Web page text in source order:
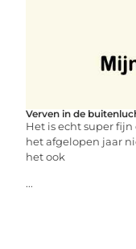
Verven in de
Het is echt super
het afgelopen jaar
het ook
...